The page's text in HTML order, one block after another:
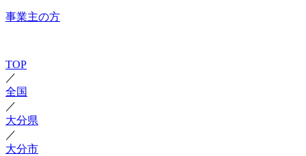
事業主の方
TOP
／
全国
／
大分県
／
大分市